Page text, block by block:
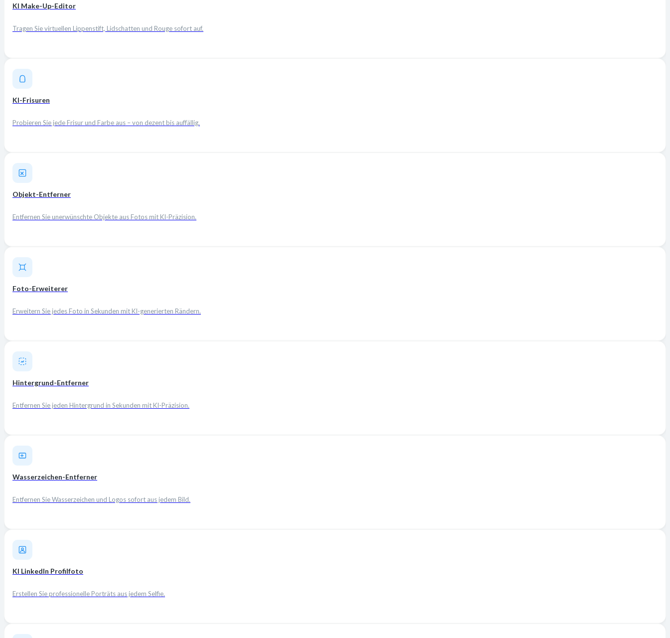
KI Make-Up-Editor
Tragen Sie virtuellen Lippenstift, Lidschatten und Rouge sofort auf.
KI-Frisuren
Probieren Sie jede Frisur und Farbe aus – von dezent bis auffällig.
Objekt-Entferner
Entfernen Sie unerwünschte Objekte aus Fotos mit KI-Präzision.
Foto-Erweiterer
Erweitern Sie jedes Foto in Sekunden mit KI-generierten Rändern.
Hintergrund-Entferner
Entfernen Sie jeden Hintergrund in Sekunden mit KI-Präzision.
Wasserzeichen-Entferner
Entfernen Sie Wasserzeichen und Logos sofort aus jedem Bild.
KI LinkedIn Profilfoto
Erstellen Sie professionelle Porträts aus jedem Selfie.